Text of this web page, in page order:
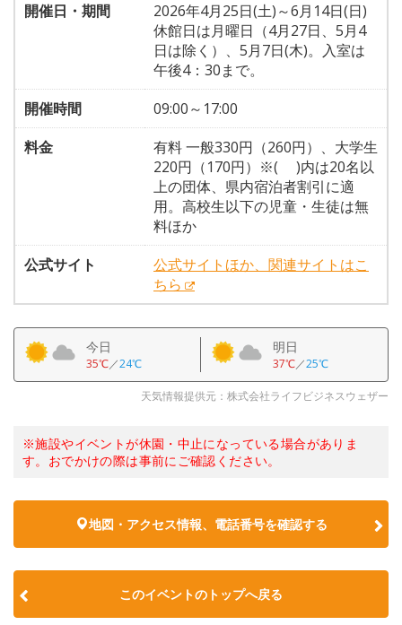
開催日・期間
2026年4月25日(土)～6月14日(日)
休館日は月曜日（4月27日、5月4
日は除く）、5月7日(木)。入室は
午後4：30まで。
開催時間
09:00～17:00
料金
有料 一般330円（260円）、大学生
220円（170円）※( )内は20名以
上の団体、県内宿泊者割引に適
用。高校生以下の児童・生徒は無
料ほか
公式サイト
公式サイトほか、関連サイトはこ
ちら
今日
35℃／24℃
明日
37℃／25℃
天気情報提供元：株式会社ライフビジネスウェザー
※施設やイベントが休園・中止になっている場合がありま
す。おでかけの際は事前にご確認ください。
地図・アクセス情報、電話番号を確認する
このイベントのトップへ戻る